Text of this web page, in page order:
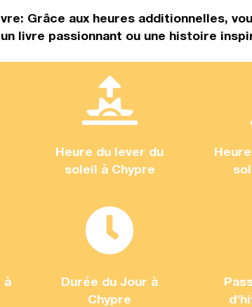
Grâce aux heures additionnelles,
livre passionnant ou une histoire
Heure du lever du
soleil à Chypre
à
Durée du Jour à
Chypre